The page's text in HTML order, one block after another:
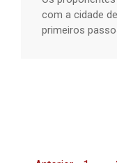
com a cidade
primeiros